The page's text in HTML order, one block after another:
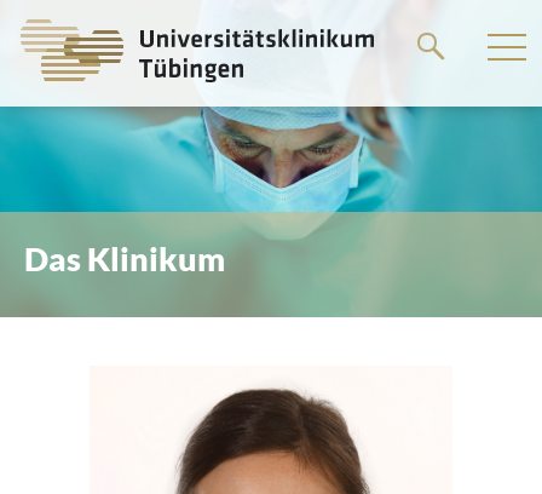
zum
Das Klinikum